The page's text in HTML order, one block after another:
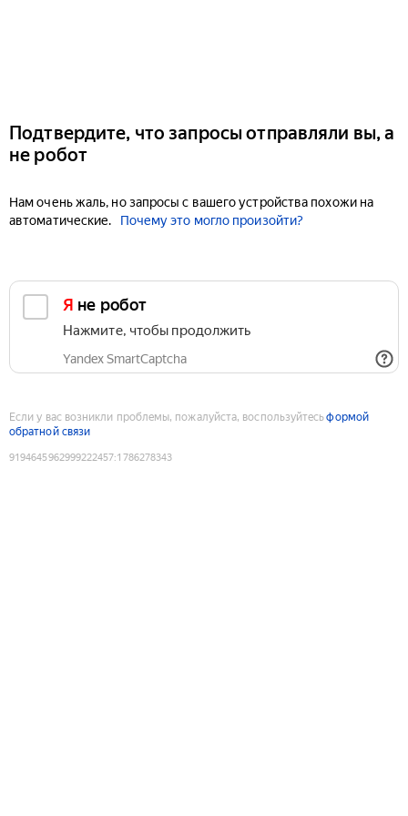
Подтвердите, что запросы отправляли вы, а
не робот
Нам очень жаль, но запросы с вашего устройства похожи на
автоматические.
Почему это могло произойти?
Я не робот
Нажмите, чтобы продолжить
Yandex SmartCaptcha
Если у вас возникли проблемы, пожалуйста, воспользуйтесьформой
обратной связи
9194645962999222457:1786278343